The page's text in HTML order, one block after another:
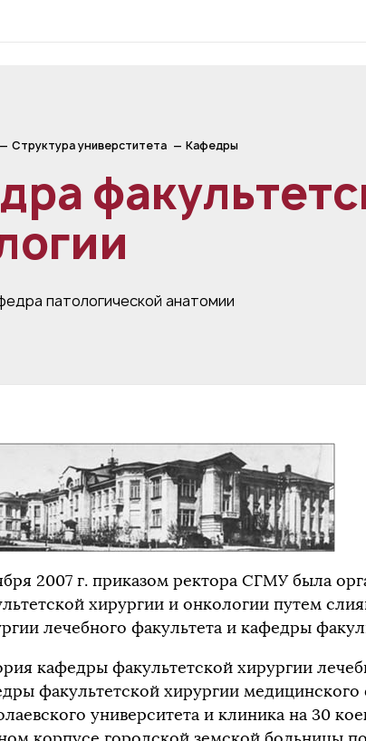
Структура универститета Кафедры
патологической анатомии
2007 г. приказом ректора СГМУ была
хирургии и онкологии путем
лечебного факультета и кафедры
кафедры факультетской хирургии
факультетской хирургии медицинского
университета и клиника на 30